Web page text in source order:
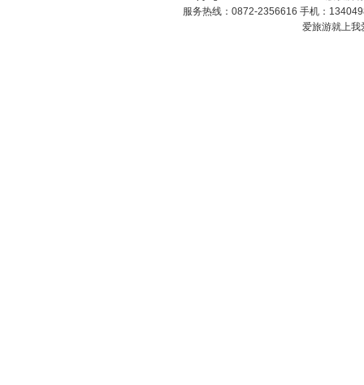
服务热线：0872-2356616 手机：
爱旅游就上我